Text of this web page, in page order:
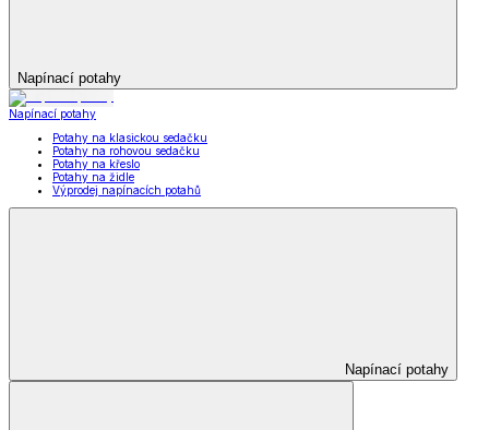
Napínací potahy
Napínací potahy
Potahy na klasickou sedačku
Potahy na rohovou sedačku
Potahy na křeslo
Potahy na židle
Výprodej napínacích potahů
Napínací potahy